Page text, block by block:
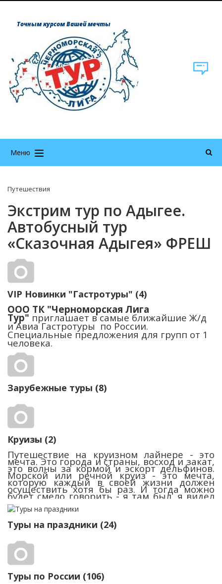
Точным курсом Вашей мечты
Меню
Путешествия
Экстрим тур по Адыгее.
Автобусный тур
«Сказочная Адыгея» ФРЕШ
VIP Новинки "Гастротуры" (4)
ООО ТК "Черноморская Лига
Тур" приглашает в самые ближайшие Ж/д
и Авиа Гастротуры по России.
Специальные предложения для групп от 1
человека.
Зарубежные туры (8)
Круизы (2)
Путешествие на круизном лайнере - это
мечта. Это города и страны, восход и закат,
это волны за кормой и эскорт дельфинов.
Морской или речной круиз - это мечта,
которую каждый в своей жизни должен
осуществить хотя бы раз. И тогда можно
будет смело говорить - я там был, я видел
этот огненный шар, я видел эти волны - и
это былоВЕЛИКОЛЕПНО!
Туры на праздники (24)
Туры по России (106)